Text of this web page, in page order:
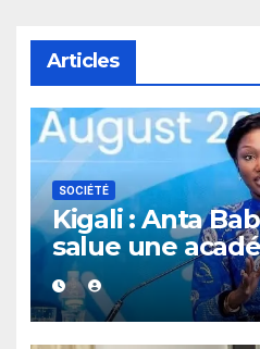
Articles
SOCIÉTÉ
Kigali : Anta
salue une
au leadership
femmes